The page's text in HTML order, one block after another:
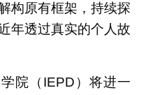
构原有框架，持续探
年透过真实的个人故
院（IEPD）将进一